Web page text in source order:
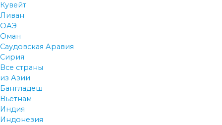
Кувейт
Ливан
ОАЭ
Оман
Саудовская Аравия
Сирия
Все страны
из Азии
Бангладеш
Вьетнам
Индия
Индонезия